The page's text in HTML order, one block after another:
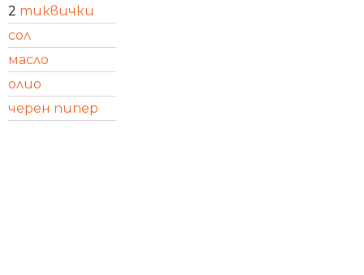
2 тиквички
сол
масло
олио
черен пипер